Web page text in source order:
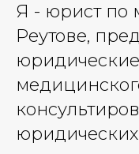
Я - юрист по
Реутове,
юридические